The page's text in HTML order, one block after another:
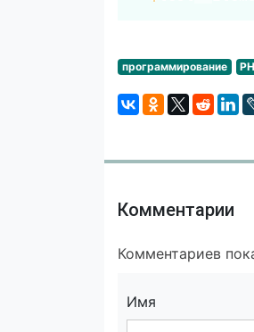
программирование
Комментарии
Комментариев
Имя